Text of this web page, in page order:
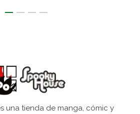
una tienda de manga, cómic y